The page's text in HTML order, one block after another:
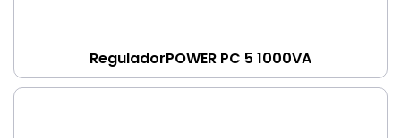
ReguladorPOWER PC 5 1000VA